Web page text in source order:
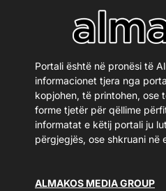
Portali është në pronësi të
informacionet tjera nga
kopjohen, të printohen, ose
forme tjetër për qëllime
informatat e këtij portali ju
përgjegjës, ose shkruani në
ALMAKOS MEDIA GROUP